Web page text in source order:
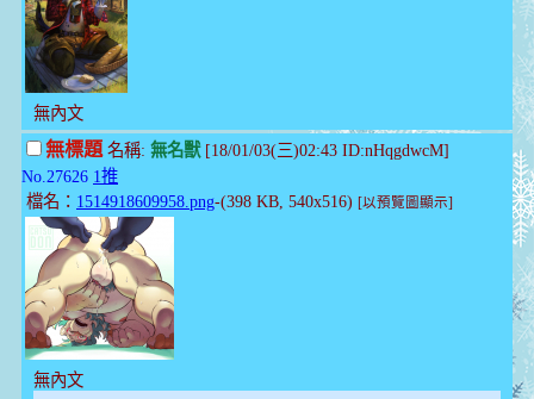
無內文
無標題名稱: 無名獸[18/01/03(三)02:43 ID:nHqgdwcM]
No.27626 1推
檔名： 1514918609958.png-(398 KB, 540x516) [以預覽圖顯示]
無內文